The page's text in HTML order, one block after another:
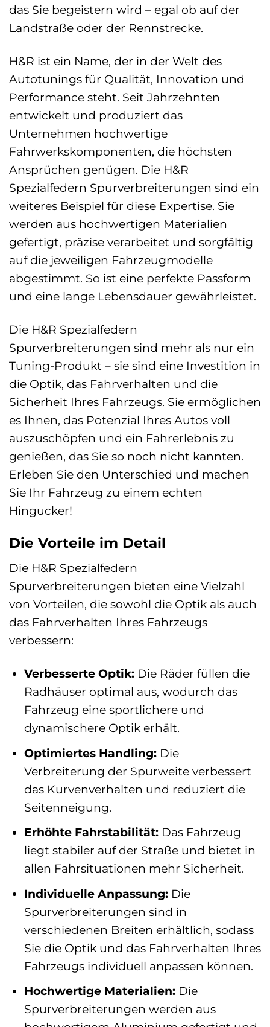
das Sie begeistern wird – egal ob auf der
Landstraße oder der Rennstrecke.
H&R ist ein Name, der in der Welt des
Autotunings für Qualität, Innovation und
Performance steht. Seit Jahrzehnten
entwickelt und produziert das
Unternehmen hochwertige
Fahrwerkskomponenten, die höchsten
Ansprüchen genügen. Die H&R
Spezialfedern Spurverbreiterungen sind ein
weiteres Beispiel für diese Expertise. Sie
werden aus hochwertigen Materialien
gefertigt, präzise verarbeitet und sorgfältig
auf die jeweiligen Fahrzeugmodelle
abgestimmt. So ist eine perfekte Passform
und eine lange Lebensdauer gewährleistet.
Die H&R Spezialfedern
Spurverbreiterungen sind mehr als nur ein
Tuning-Produkt – sie sind eine Investition in
die Optik, das Fahrverhalten und die
Sicherheit Ihres Fahrzeugs. Sie ermöglichen
es Ihnen, das Potenzial Ihres Autos voll
auszuschöpfen und ein Fahrerlebnis zu
genießen, das Sie so noch nicht kannten.
Erleben Sie den Unterschied und machen
Sie Ihr Fahrzeug zu einem echten
Hingucker!
Die Vorteile im Detail
Die H&R Spezialfedern
Spurverbreiterungen bieten eine Vielzahl
von Vorteilen, die sowohl die Optik als auch
das Fahrverhalten Ihres Fahrzeugs
verbessern:
Verbesserte Optik:Die Räder füllen die
Radhäuser optimal aus, wodurch das
Fahrzeug eine sportlichere und
dynamischere Optik erhält.
Optimiertes Handling:Die
Verbreiterung der Spurweite verbessert
das Kurvenverhalten und reduziert die
Seitenneigung.
Erhöhte Fahrstabilität:Das Fahrzeug
liegt stabiler auf der Straße und bietet in
allen Fahrsituationen mehr Sicherheit.
Individuelle Anpassung:Die
Spurverbreiterungen sind in
verschiedenen Breiten erhältlich, sodass
Sie die Optik und das Fahrverhalten Ihres
Fahrzeugs individuell anpassen können.
Hochwertige Materialien:Die
Spurverbreiterungen werden aus